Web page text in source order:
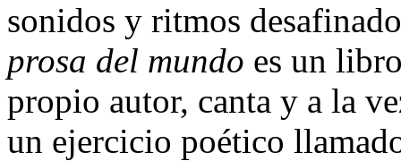
sonidos y ritmos
prosa del mundo es un
propio autor, canta y a la
un ejercicio poético